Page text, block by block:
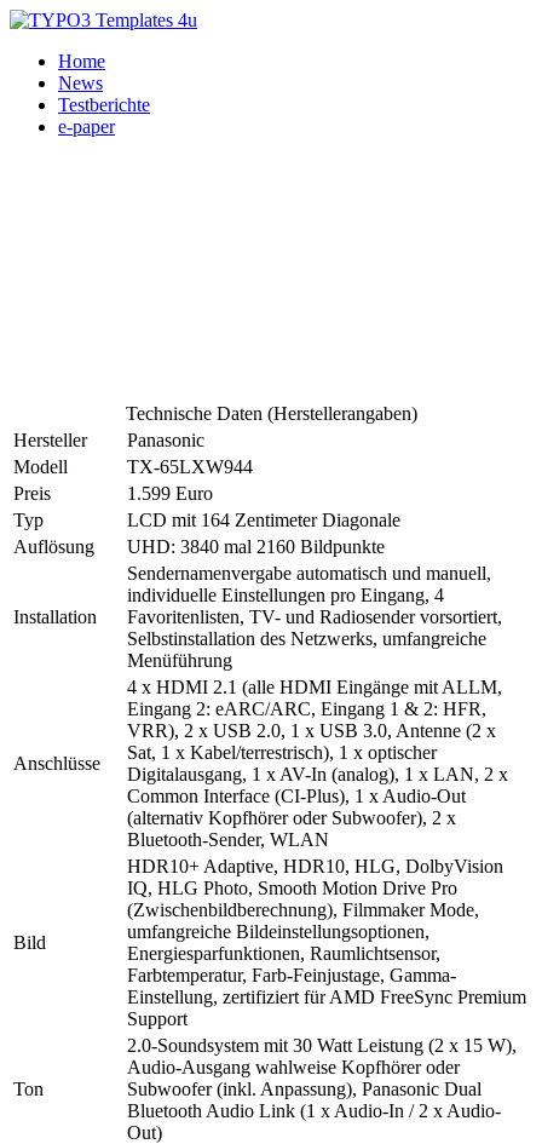
Home
News
Testberichte
e-paper
Technische Daten (Herstellerangaben)
Hersteller
Panasonic
Modell
TX-65LXW944
Preis
1.599 Euro
Typ
LCD mit 164 Zentimeter Diagonale
Auflösung
UHD: 3840 mal 2160 Bildpunkte
Installation
Sendernamenvergabe automatisch und manuell,
individuelle Einstellungen pro Eingang, 4
Favoritenlisten, TV- und Radiosender vorsortiert,
Selbstinstallation des Netzwerks, umfangreiche
Menüführung
Anschlüsse
4 x HDMI 2.1 (alle HDMI Eingänge mit ALLM,
Eingang 2: eARC/ARC, Eingang 1 & 2: HFR,
VRR), 2 x USB 2.0, 1 x USB 3.0, Antenne (2 x
Sat, 1 x Kabel/terrestrisch), 1 x optischer
Digitalausgang, 1 x AV-In (analog), 1 x LAN, 2 x
Common Interface (CI-Plus), 1 x Audio-Out
(alternativ Kopfhörer oder Subwoofer), 2 x
Bluetooth-Sender, WLAN
Bild
HDR10+ Adaptive, HDR10, HLG, DolbyVision
IQ, HLG Photo, Smooth Motion Drive Pro
(Zwischenbildberechnung), Filmmaker Mode,
umfangreiche Bildeinstellungsoptionen,
Energiesparfunktionen, Raumlichtsensor,
Farbtemperatur, Farb-Feinjustage, Gamma-
Einstellung, zertifiziert für AMD FreeSync Premium
Support
Ton
2.0-Soundsystem mit 30 Watt Leistung (2 x 15 W),
Audio-Ausgang wahlweise Kopfhörer oder
Subwoofer (inkl. Anpassung), Panasonic Dual
Bluetooth Audio Link (1 x Audio-In / 2 x Audio-
Out)